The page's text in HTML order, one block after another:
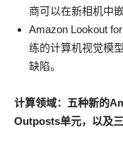
商可以在新相机中
Amazon Lookout
练的计算机视觉模
缺陷。
计算领域：五种新的
Outposts单元，以及